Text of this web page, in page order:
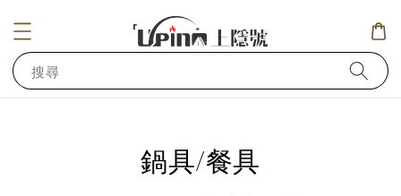
搜尋
鍋具/餐具